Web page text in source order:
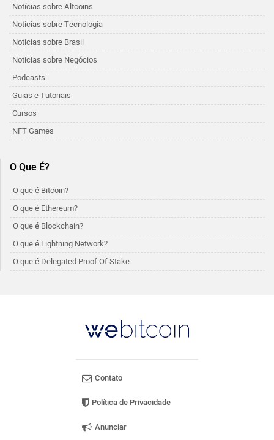
Notícias sobre Altcoins
Noticias sobre Tecnologia
Noticias sobre Brasil
Noticias sobre Negócios
Podcasts
Guias e Tutoriais
Cursos
NFT Games
O Que É?
O que é Bitcoin?
O que é Ethereum?
O que é Blockchain?
O que é Lightning Network?
O que é Delegated Proof Of Stake
Contato
Política de Privacidade
Anunciar